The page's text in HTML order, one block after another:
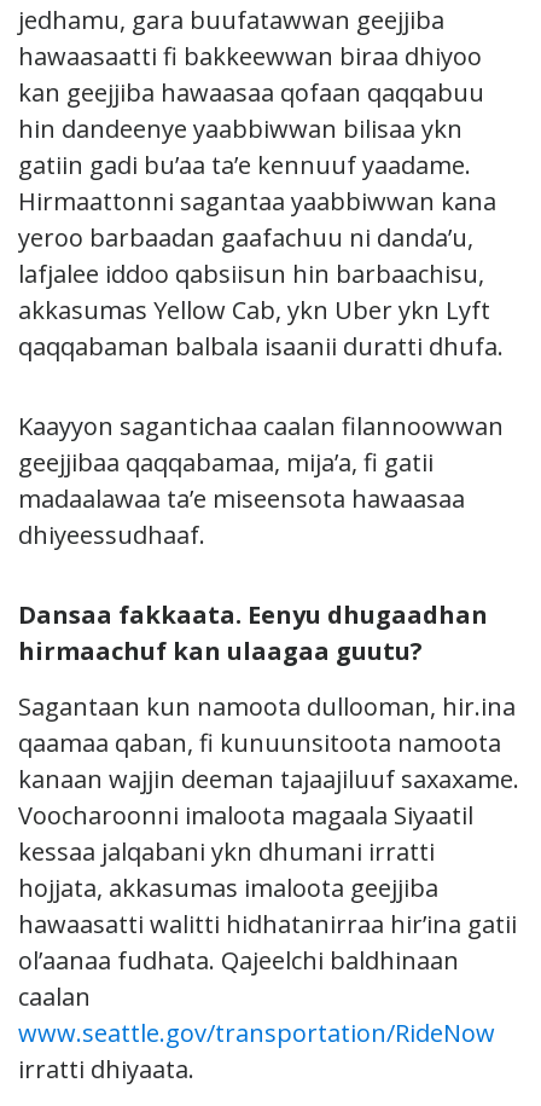
jedhamu, gara buufatawwan geejjiba
hawaasaatti fi bakkeewwan biraa dhiyoo
kan geejjiba hawaasaa qofaan qaqqabuu
hin dandeenye yaabbiwwan bilisaa ykn
gatiin gadi bu’aa ta’e kennuuf yaadame.
Hirmaattonni sagantaa yaabbiwwan kana
yeroo barbaadan gaafachuu ni danda’u,
lafjalee iddoo qabsiisun hin barbaachisu,
akkasumas Yellow Cab, ykn Uber ykn Lyft
qaqqabaman balbala isaanii duratti dhufa.
Kaayyon sagantichaa caalan filannoowwan
geejjibaa qaqqabamaa, mija’a, fi gatii
madaalawaa ta’e miseensota hawaasaa
dhiyeessudhaaf.
Dansaa fakkaata. Eenyu dhugaadhan
hirmaachuf kan ulaagaa guutu?
Sagantaan kun namoota dullooman, hir.ina
qaamaa qaban, fi kunuunsitoota namoota
kanaan wajjin deeman tajaajiluuf saxaxame.
Voocharoonni imaloota magaala Siyaatil
kessaa jalqabani ykn dhumani irratti
hojjata, akkasumas imaloota geejjiba
hawaasatti walitti hidhatanirraa hir’ina gatii
ol’aanaa fudhata. Qajeelchi baldhinaan
caalan
www.seattle.gov/transportation/RideNow
irratti dhiyaata.